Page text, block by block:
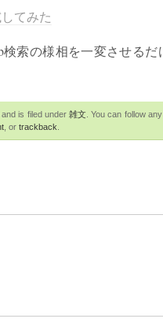
てみた
索の様相を一変させるだ
is filed under 雑文 . You can follow
, or trackback